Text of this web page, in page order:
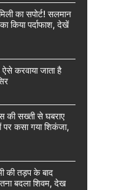
का सपोर्ट! सलमान
किया पर्दाफाश, देखें
करवाया जाता है
सख्ती से घबराए
कसा गया शिकंजा,
की तड़प के बाद
बदला शिवम, देख